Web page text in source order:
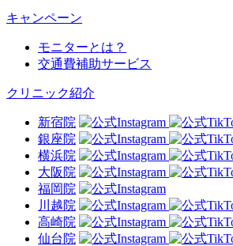
キャンペーン
モニターとは？
交通費補助サービス
クリニック紹介
新宿院
銀座院
横浜院
大阪院
福岡院
川越院
高崎院
仙台院